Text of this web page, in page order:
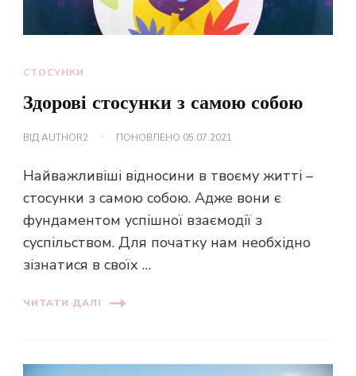
СТОСУНКИ
Здорові стосунки з самою собою
ВІДAUTHOR2 ПОНОВЛЕНО 05.07.2021
Найважливіші відносини в твоєму житті –
стосунки з самою собою. Адже вони є
фундаментом успішної взаємодії з
суспільством. Для початку нам необхідно
зізнатися в своїх …
ЧИТАТИ ДАЛІ